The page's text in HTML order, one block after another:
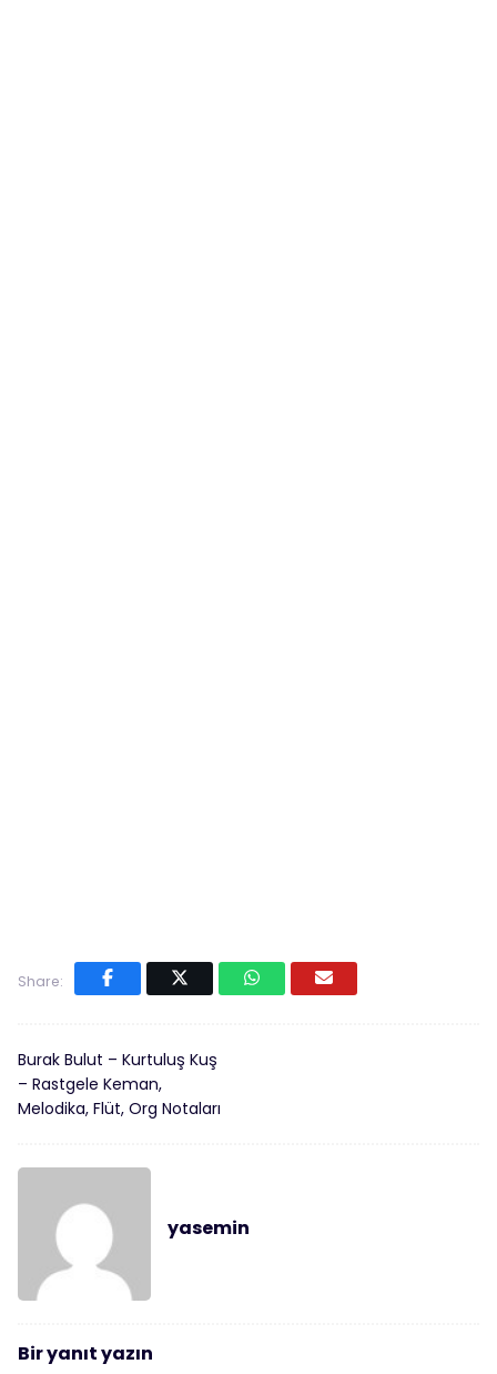
Share:
Burak Bulut – Kurtuluş Kuş
– Rastgele Keman,
Melodika, Flüt, Org Notaları
yasemin
Bir yanıt yazın